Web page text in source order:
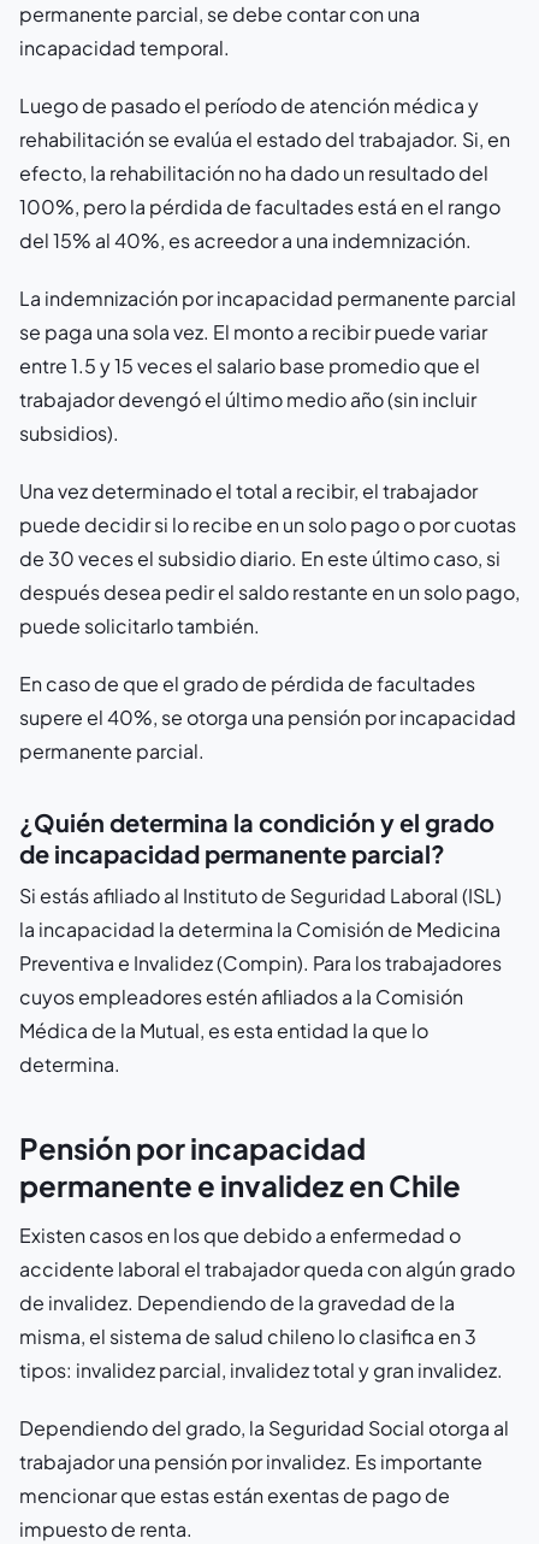
permanente parcial, se debe contar con una
incapacidad temporal.
Luego de pasado el período de atención médica y
rehabilitación se evalúa el estado del trabajador. Si, en
efecto, la rehabilitación no ha dado un resultado del
100%, pero la pérdida de facultades está en el rango
del 15% al 40%, es acreedor a una indemnización.
La indemnización por incapacidad permanente parcial
se paga una sola vez. El monto a recibir puede variar
entre 1.5 y 15 veces el salario base promedio que el
trabajador devengó el último medio año (sin incluir
subsidios).
Una vez determinado el total a recibir, el trabajador
puede decidir si lo recibe en un solo pago o por cuotas
de 30 veces el subsidio diario. En este último caso, si
después desea pedir el saldo restante en un solo pago,
puede solicitarlo también.
En caso de que el grado de pérdida de facultades
supere el 40%, se otorga una pensión por incapacidad
permanente parcial.
¿Quién determina la condición y el grado
de incapacidad permanente parcial?
Si estás afiliado al Instituto de Seguridad Laboral (ISL)
la incapacidad la determina la Comisión de Medicina
Preventiva e Invalidez (Compin). Para los trabajadores
cuyos empleadores estén afiliados a la Comisión
Médica de la Mutual, es esta entidad la que lo
determina.
Pensión por incapacidad
permanente e invalidez en Chile
Existen casos en los que debido a enfermedad o
accidente laboral el trabajador queda con algún grado
de invalidez. Dependiendo de la gravedad de la
misma, el sistema de salud chileno lo clasifica en 3
tipos: invalidez parcial, invalidez total y gran invalidez.
Dependiendo del grado, la Seguridad Social otorga al
trabajador una pensión por invalidez. Es importante
mencionar que estas están exentas de pago de
impuesto de renta.